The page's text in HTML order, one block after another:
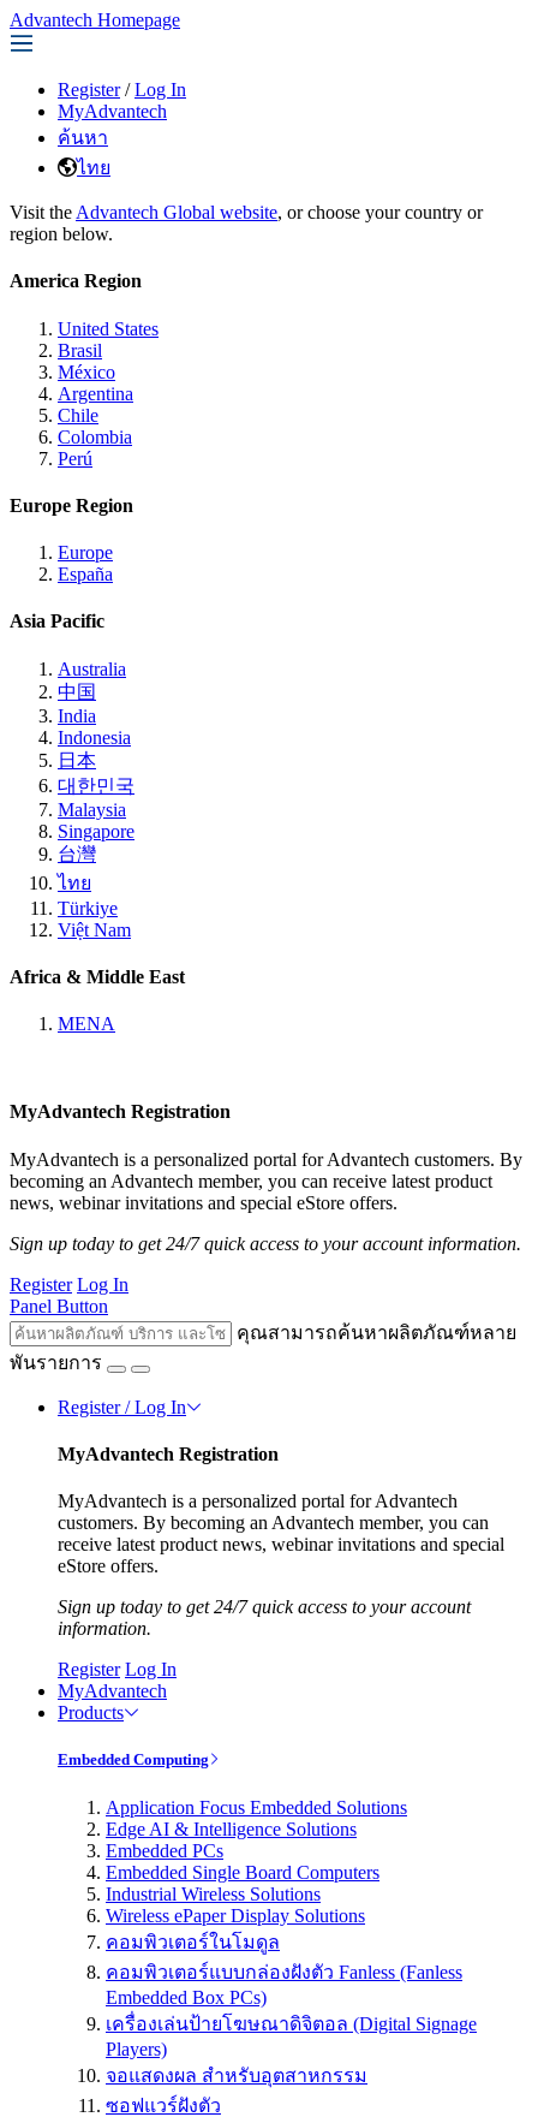
Advantech Homepage
Register / Log In
MyAdvantech
ค้นหา
ไทย
Visit the Advantech Global website, or choose your country or
region below.
America Region
United States
Brasil
México
Argentina
Chile
Colombia
Perú
Europe Region
Europe
España
Asia Pacific
Australia
中国
India
Indonesia
日本
대한민국
Malaysia
Singapore
台灣
ไทย
Türkiye
Việt Nam
Africa & Middle East
MENA
MyAdvantech Registration
MyAdvantech is a personalized portal for Advantech customers. By
becoming an Advantech member, you can receive latest product
news, webinar invitations and special eStore offers.
Sign up today to get 24/7 quick access to your account information.
Register Log In
Panel Button
คุณสามารถค้นหาผลิตภัณฑ์หลาย
พันรายการ
Register / Log In
MyAdvantech Registration
MyAdvantech is a personalized portal for Advantech
customers. By becoming an Advantech member, you can
receive latest product news, webinar invitations and special
eStore offers.
Sign up today to get 24/7 quick access to your account
information.
Register Log In
MyAdvantech
Products
Embedded Computing
Application Focus Embedded Solutions
Edge AI & Intelligence Solutions
Embedded PCs
Embedded Single Board Computers
Industrial Wireless Solutions
Wireless ePaper Display Solutions
คอมพิวเตอร์ในโมดูล
คอมพิวเตอร์แบบกล่องฝังตัว Fanless (Fanless
Embedded Box PCs)
เครื่องเล่นป้ายโฆษณาดิจิตอล (Digital Signage
Players)
จอแสดงผล สำหรับอุตสาหกรรม
ซอฟแวร์ฝังตัว